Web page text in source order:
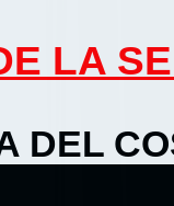
LA
DEL